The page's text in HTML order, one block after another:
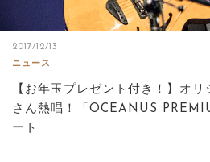
2017/12/13
ニュース
【お年玉プレゼント付き！】オ
さん熱唱！「OCEANUS
ート